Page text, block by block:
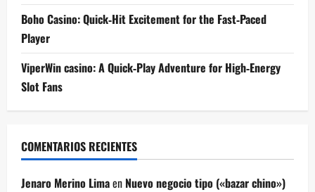
Boho Casino: Quick‑Hit Excitement for the Fast‑Paced
Player
ViperWin casino: A Quick‑Play Adventure for High‑Energy
Slot Fans
COMENTARIOS RECIENTES
Jenaro Merino Limaen Nuevo negocio tipo («bazar chino»)